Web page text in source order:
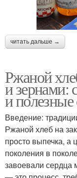
читать дальше →
Ржаной
и зернами:
и полезные
Введение:
Ржаной хлеб на
просто выпечка, а
поколения в
завоевали сердца